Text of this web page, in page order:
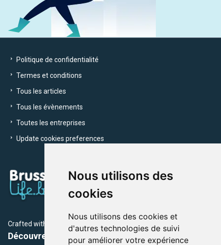
Nous utilisons des
cookies
Nous utilisons des cookies et
d'autres technologies de suivi
pour améliorer votre expérience
Politique de confidentialité
Termes et conditions
Tous les articles
Tous les évènements
Toutes les entreprises
Update cookies preferences
Crafted with by Brusselslife Team
Découvrez plus de 12 000 adresses et événements